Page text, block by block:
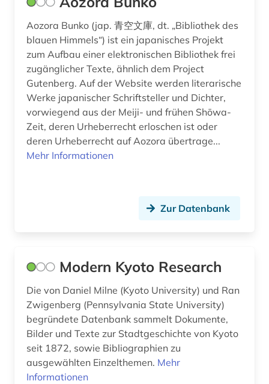
Aozora Bunko (jap. 青空文庫, dt. „Bibliothek des
blauen Himmels“) ist ein japanisches Projekt
zum Aufbau einer elektronischen Bibliothek frei
zugänglicher Texte, ähnlich dem Project
Gutenberg. Auf der Website werden literarische
Werke japanischer Schriftsteller und Dichter,
vorwiegend aus der Meiji- und frühen Shōwa-
Zeit, deren Urheberrecht erloschen ist oder
deren Urheberrecht auf Aozora übertrage...
Mehr Informationen
Zur Datenbank
Modern Kyoto Research
Die von Daniel Milne (Kyoto University) und Ran
Zwigenberg (Pennsylvania State University)
begründete Datenbank sammelt Dokumente,
Bilder und Texte zur Stadtgeschichte von Kyoto
seit 1872, sowie Bibliographien zu
ausgewählten Einzelthemen. Mehr
Informationen